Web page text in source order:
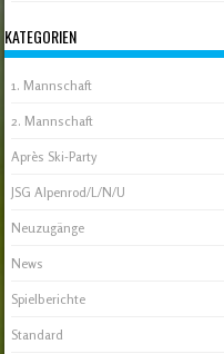
KATEGORIEN
1. Mannschaft
2. Mannschaft
Après Ski-Party
JSG Alpenrod/L/N/U
Neuzugänge
News
Spielberichte
Standard